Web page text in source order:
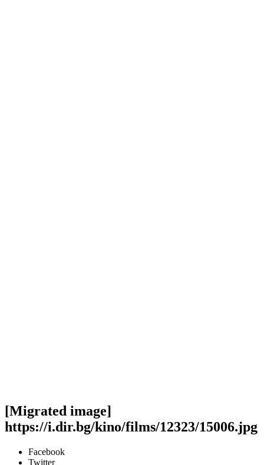
[Migrated image]
https://i.dir.bg/kino/films/12323/15006.jpg
Facebook
Twitter